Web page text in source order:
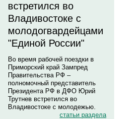
встретился во
Владивостоке с
молодогвардейцами
"Единой России"
Во время рабочей поездки в
Приморский край Зампред
Правительства РФ –
полномочный представитель
Президента РФ в ДФО Юрий
Трутнев встретился во
Владивостоке с молодежью.
статьи раздела